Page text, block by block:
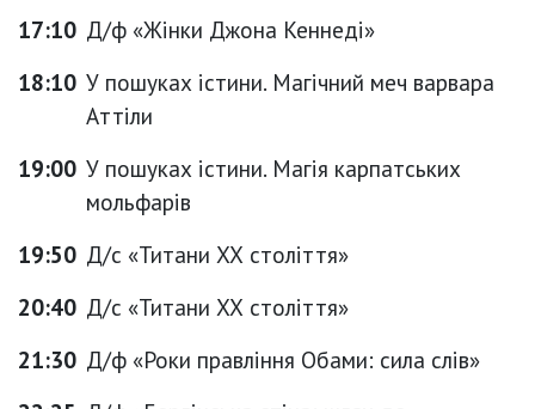
17:10 Д/ф «Жінки Джона Кеннеді»
18:10 У пошуках істини. Магічний меч варвара
Аттіли
19:00 У пошуках істини. Магія карпатських
мольфарів
19:50 Д/с «Титани ХХ століття»
20:40 Д/с «Титани ХХ століття»
21:30 Д/ф «Роки правління Обами: сила слів»